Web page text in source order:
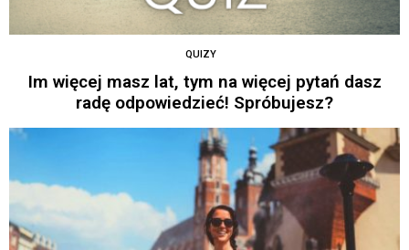
QUIZY
Im więcej masz lat, tym na więcej pytań dasz
radę odpowiedzieć! Spróbujesz?